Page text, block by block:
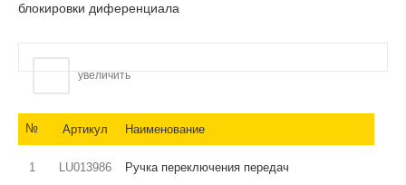
блокировки диференциала
увеличить
№ Артикул Наименование
1 LU013986 Ручка переключения передач